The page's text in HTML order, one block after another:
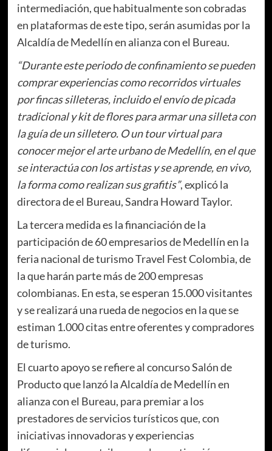
intermediación, que habitualmente son cobradas
en plataformas de este tipo, serán asumidas por la
Alcaldía de Medellín en alianza con el Bureau.
“Durante este periodo de confinamiento se pueden
comprar experiencias como recorridos virtuales
por fincas silleteras, incluido el envío de picada
tradicional y kit de flores para armar una silleta con
la guía de un silletero. O un tour virtual para
conocer mejor el arte urbano de Medellín, en el que
se interactúa con los artistas y se aprende, en vivo,
la forma como realizan sus grafitis”, explicó la
directora de el Bureau, Sandra Howard Taylor.
La tercera medida es la financiación de la
participación de 60 empresarios de Medellín en la
feria nacional de turismo Travel Fest Colombia, de
la que harán parte más de 200 empresas
colombianas. En esta, se esperan 15.000 visitantes
y se realizará una rueda de negocios en la que se
estiman 1.000 citas entre oferentes y compradores
de turismo.
El cuarto apoyo se refiere al concurso Salón de
Producto que lanzó la Alcaldía de Medellín en
alianza con el Bureau, para premiar a los
prestadores de servicios turísticos que, con
iniciativas innovadoras y experiencias